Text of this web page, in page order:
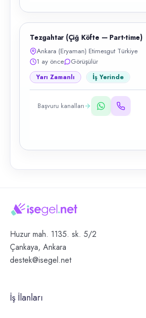
Tezgahtar (Çiğ Köfte — Part-time)
Ankara (Eryaman) Etimesgut Türkiye
1 ay önce
Görüşülür
Yarı Zamanlı İş Yerinde
Başvuru kanalları
Huzur mah. 1135. sk. 5/2
Çankaya, Ankara
destek@isegel.net
İş İlanları